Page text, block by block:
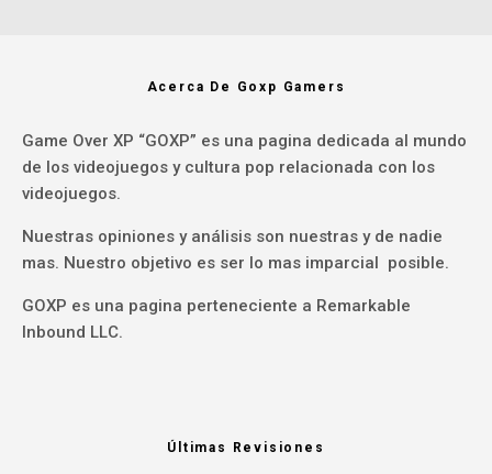
Acerca De Goxp Gamers
Game Over XP “GOXP” es una pagina dedicada al mundo
de los videojuegos y cultura pop relacionada con los
videojuegos.
Nuestras opiniones y análisis son nuestras y de nadie
mas. Nuestro objetivo es ser lo mas imparcial posible.
GOXP es una pagina perteneciente a Remarkable
Inbound LLC.
Últimas Revisiones